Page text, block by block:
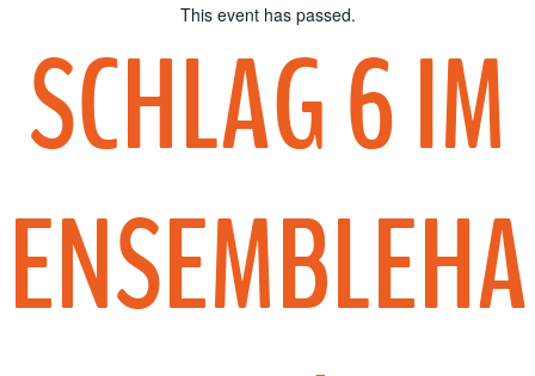
This event has passed.
SCHLAG 6 IM
ENSEMBLEHA